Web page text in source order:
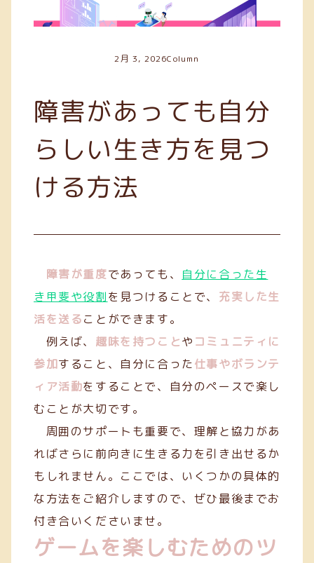
2月 3, 2026Column
障害があっても自分
らしい生き方を見つ
ける方法
障害が重度であっても、 自分に合った生
き甲斐や役割を見つけることで、 充実した生
活を送ることができます。
例えば、 趣味を持つことや コミュニティに
参加すること、自分に合った仕事やボランテ
ィア活動をすることで、自分のペースで楽し
むことが大切です。
周囲のサポートも重要で、理解と協力があ
ればさらに前向きに生きる力を引き出せるか
もしれません。ここでは、いくつかの具体的
な方法をご紹介しますので、ぜひ最後までお
付き合いくださいませ。
ゲームを楽しむためのツ